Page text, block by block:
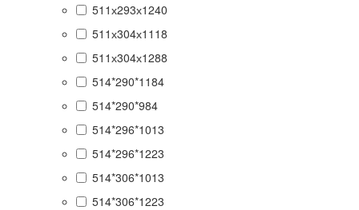
511х293х1240
511х304х1118
511х304х1288
514*290*1184
514*290*984
514*296*1013
514*296*1223
514*306*1013
514*306*1223